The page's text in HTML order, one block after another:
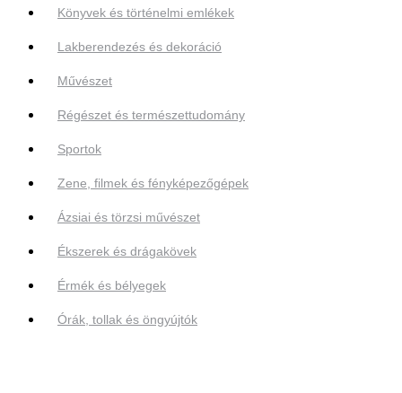
Könyvek és történelmi emlékek
Lakberendezés és dekoráció
Művészet
Régészet és természettudomány
Sportok
Zene, filmek és fényképezőgépek
Ázsiai és törzsi művészet
Ékszerek és drágakövek
Érmék és bélyegek
Órák, tollak és öngyújtók